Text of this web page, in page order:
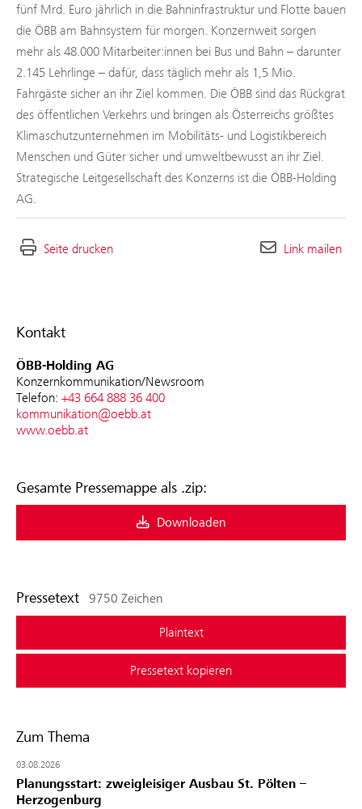
Kontakt
ÖBB-Holding AG
Konzernkommunikation/Newsroom
Telefon: +43 664 888 36 400
kommunikation@oebb.at
www.oebb.at
Gesamte Pressemappe als .zip:
Downloaden
Pressetext 9750 Zeichen
Plaintext
Pressetext kopieren
Zum Thema
03.08.2026
Planungsstart: zweigleisiger Ausbau St. Pölten –
Herzogenburg
fünf Mrd. Euro jährlich in die Bahninfrastruktur und Flotte bauen
die ÖBB am Bahnsystem für morgen. Konzernweit sorgen
mehr als 48.000 Mitarbeiter:innen bei Bus und Bahn – darunter
2.145 Lehrlinge – dafür, dass täglich mehr als 1,5 Mio.
Fahrgäste sicher an ihr Ziel kommen. Die ÖBB sind das Rückgrat
des öffentlichen Verkehrs und bringen als Österreichs größtes
Klimaschutzunternehmen im Mobilitäts- und Logistikbereich
Menschen und Güter sicher und umweltbewusst an ihr Ziel.
Strategische Leitgesellschaft des Konzerns ist die ÖBB-Holding
AG.
Seite drucken Link mailen